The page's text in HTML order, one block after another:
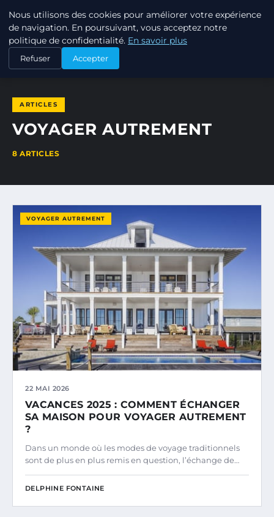
TOURISME EN PROVENCE
ACCUEIL VOYAGER AUTREMENT
ARTICLES
VOYAGER AUTREMENT
8 ARTICLES
VOYAGER AUTREMENT
22 MAI 2026
VACANCES 2025 : COMMENT ÉCHANGER
SA MAISON POUR VOYAGER AUTREMENT
?
Dans un monde où les modes de voyage traditionnels
sont de plus en plus remis en question, l’échange de…
DELPHINE FONTAINE
Nous utilisons des cookies pour améliorer votre expérience
de navigation. En poursuivant, vous acceptez notre
politique de confidentialité. En savoir plus
Refuser Accepter